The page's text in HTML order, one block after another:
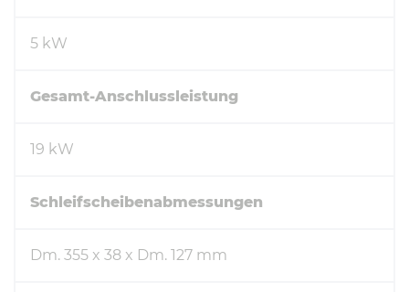
5 kW
Gesamt-Anschlussleistung
19 kW
Schleifscheibenabmessungen
Dm. 355 x 38 x Dm. 127 mm